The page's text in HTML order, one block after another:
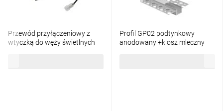
Przewód przyłączeniowy z
wtyczką do węży świetlnych
Profil GP02 podtynkowy
anodowany +klosz mleczny